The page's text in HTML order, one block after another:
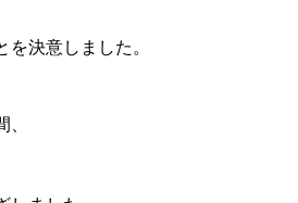
を決意しました。